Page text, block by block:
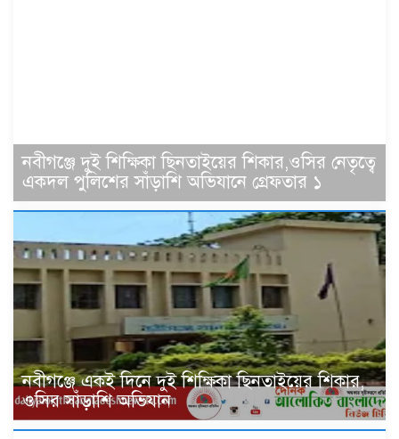
নবীগঞ্জে দুই শিক্ষিকা ছিনতাইয়ের শিকার,ওসির নেতৃত্বে
একদল পুলিশের সাঁড়াশি অভিযানে গ্রেফতার ১
নবীগঞ্জে একই দিনে দুই শিক্ষিকা ছিনতাইয়ের শিকার,
ওসির সাঁড়াশি অভিযান